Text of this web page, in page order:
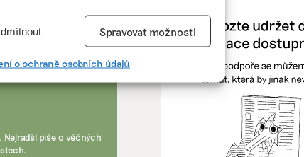
údajů, Propojení různých
automaticky přenášených
poloze, Identifikace zařízení na základě
Spravovat možnosti
o ochraně osobních údajů
Nejradši píše o věčných